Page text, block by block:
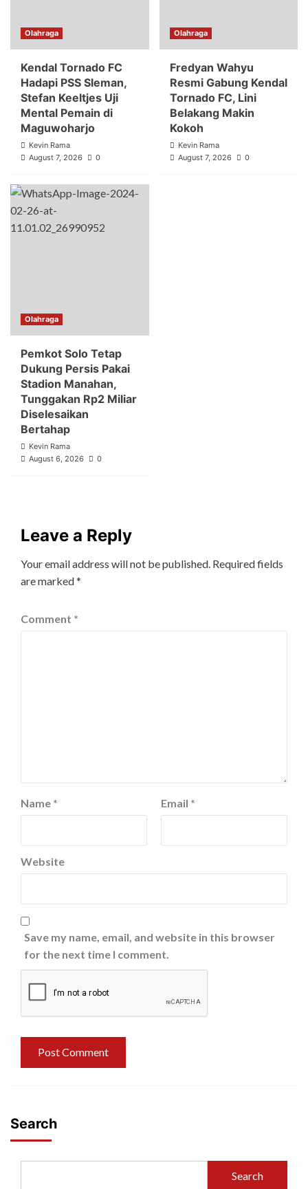
Olahraga
Kendal Tornado FC
Hadapi PSS Sleman,
Stefan Keeltjes Uji
Mental Pemain di
Maguwoharjo
Kevin Rama
August 7, 2026
0
Olahraga
Fredyan Wahyu
Resmi Gabung Kendal
Tornado FC, Lini
Belakang Makin
Kokoh
Kevin Rama
August 7, 2026
0
Olahraga
Pemkot Solo Tetap
Dukung Persis Pakai
Stadion Manahan,
Tunggakan Rp2 Miliar
Diselesaikan
Bertahap
Kevin Rama
August 6, 2026
0
Leave a Reply
Your email address will not be published. Required fields
are marked*
Comment *
Name * Email *
Website
Save my name, email, and website in this browser
for the next time I comment.
Search
Search